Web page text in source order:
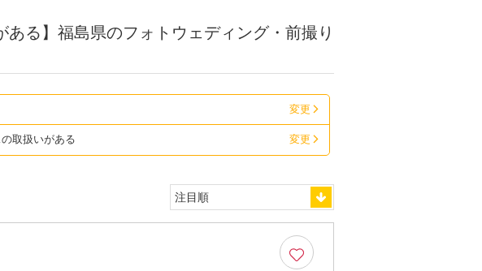
ある】福島県のフォトウェディング・前撮り
変更
取扱いがある 変更